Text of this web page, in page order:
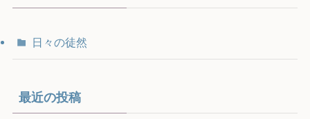
日々の徒然
最近の投稿